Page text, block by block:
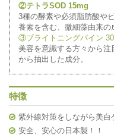
②テトラSOD 15mg
3種の酵素や必須脂肪酸や
養素を含む、微細藻由来の
③ブライトニングパイン
美容を意識する方々から
から抽出した成分。
特徴
紫外線対策をしながら美白
安全、安心の日本製！！